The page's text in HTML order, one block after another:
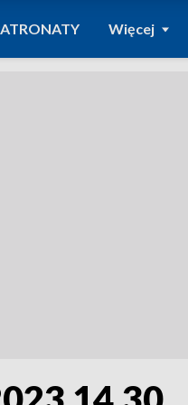
Więcej